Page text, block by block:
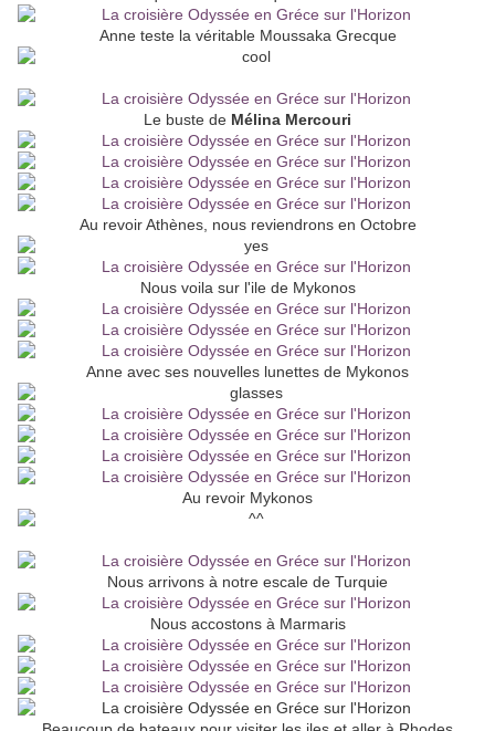
Anne teste la véritable Moussaka Grecque
Le buste de Mélina Mercouri
Au revoir Athènes, nous reviendrons en Octobre
Nous voila sur l'ile de Mykonos
Anne avec ses nouvelles lunettes de Mykonos
Au revoir Mykonos
Nous arrivons à notre escale de Turquie
Nous accostons à Marmaris